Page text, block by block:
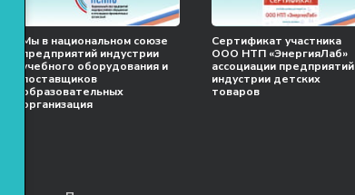
Мы в национальном союзе
предприятий индустрии
учебного оборудования и
поставщиков
образовательных
организация
Сертификат участника
ООО НТП «ЭнергияЛаб»
ассоциации предприятий
индустрии детских
товаров